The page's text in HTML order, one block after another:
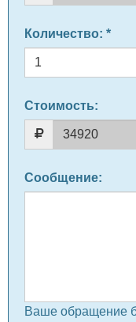
Количество: *
Стоимость:
Сообщение:
Ваше обращение